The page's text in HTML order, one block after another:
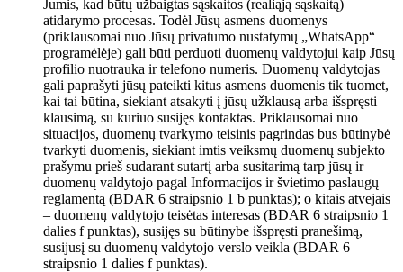
Jumis, kad būtų užbaigtas sąskaitos (realiąją sąskaitą)
atidarymo procesas. Todėl Jūsų asmens duomenys
(priklausomai nuo Jūsų privatumo nustatymų „WhatsApp“
programėlėje) gali būti perduoti duomenų valdytojui kaip Jūsų
profilio nuotrauka ir telefono numeris. Duomenų valdytojas
gali paprašyti jūsų pateikti kitus asmens duomenis tik tuomet,
kai tai būtina, siekiant atsakyti į jūsų užklausą arba išspręsti
klausimą, su kuriuo susijęs kontaktas. Priklausomai nuo
situacijos, duomenų tvarkymo teisinis pagrindas bus būtinybė
tvarkyti duomenis, siekiant imtis veiksmų duomenų subjekto
prašymu prieš sudarant sutartį arba susitarimą tarp jūsų ir
duomenų valdytojo pagal Informacijos ir švietimo paslaugų
reglamentą (BDAR 6 straipsnio 1 b punktas); o kitais atvejais
– duomenų valdytojo teisėtas interesas (BDAR 6 straipsnio 1
dalies f punktas), susijęs su būtinybe išspręsti pranešimą,
susijusį su duomenų valdytojo verslo veikla (BDAR 6
straipsnio 1 dalies f punktas).